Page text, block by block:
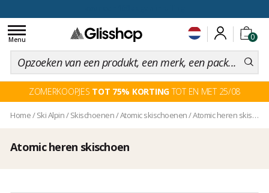
0
Toggle
navigation
Menu
ZOMERKOOPJES TOT 75% KORTINGTOT EN MET 25/08
Home/ Ski Alpin/Skischoenen/Atomic skischoenen/Atomic heren skischoen
Atomic heren skischoen